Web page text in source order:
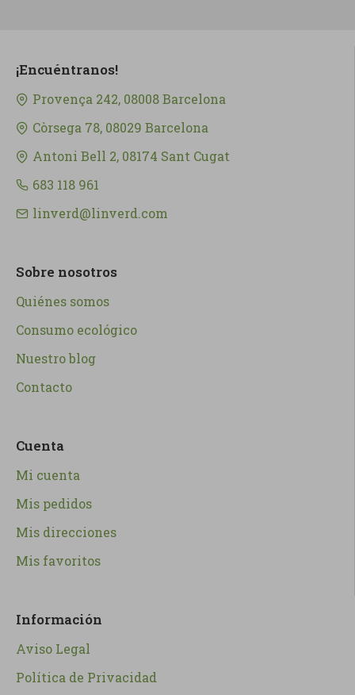
¡Encuéntranos!
Provença 242, 08008 Barcelona
Còrsega 78, 08029 Barcelona
Antoni Bell 2, 08174 Sant Cugat
683 118 961
linverd@linverd.com
Sobre nosotros
Quiénes somos
Consumo ecológico
Nuestro blog
Contacto
Cuenta
Mi cuenta
Mis pedidos
Mis direcciones
Mis favoritos
Información
Aviso Legal
Política de Privacidad